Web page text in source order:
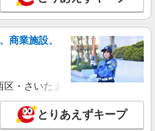
゜+゜・。○。・゜+゜ 入社祝い金
インセン
) ゜・。○。・゜+゜・。
東区のsoftbankショップ
詳細を見る
フ【softbank】
〜256500円（経験・能力によ
商業施設、
・さいたま市岩槻区・久喜市・
とりあえずキープ